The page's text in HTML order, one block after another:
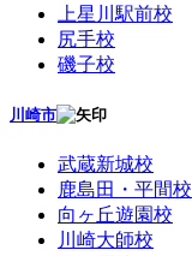
上星川駅前校
尻手校
磯子校
川崎市
武蔵新城校
鹿島田・平間校
向ヶ丘遊園校
川崎大師校